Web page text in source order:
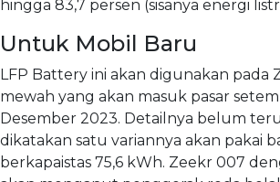
hingga 83,7 persen (sisanya energi
Untuk Mobil Baru
LFP Battery ini akan digunakan pada
mewah yang akan masuk pasar
Desember 2023. Detailnya belum
dikatakan satu variannya akan pakai
berkapaistas 75,6 kWh. Zeekr 007